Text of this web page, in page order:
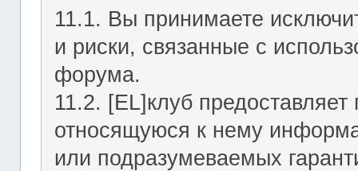
11.1. Вы принимаете
и риски, связанные с
форума.
11.2. [EL]клуб
относящуюся к нему
или подразумеваемых